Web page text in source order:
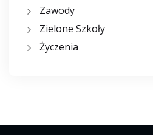
Zawody
Zielone Szkoły
Życzenia